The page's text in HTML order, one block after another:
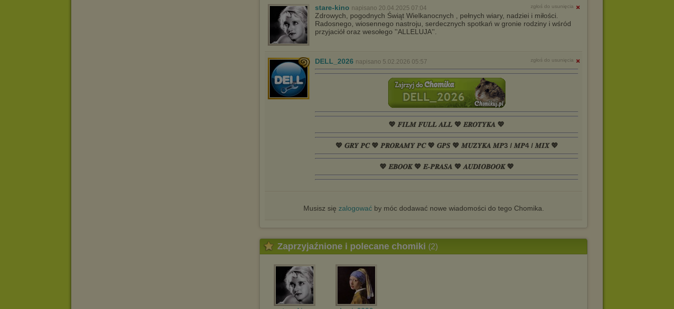
stare-kino napisano 20.04.2025 07:04 zgłoś do usunięcia
Zdrowych, pogodnych Świąt Wielkanocnych , pełnych wiary, nadziei i miłości.
Radosnego, wiosennego nastroju, serdecznych spotkań w gronie rodziny i wśród
przyjaciół oraz wesołego ''ALLELUJA''.
DELL_2026 napisano 5.02.2026 05:57 zgłoś do usunięcia
💖 𝑭𝑰𝑳𝑴 𝑭𝑼𝑳𝑳 𝑨𝑳𝑳 💖 𝑬𝑹𝑶𝑻𝒀𝑲𝑨 💖
💖 𝑮𝑹𝒀 𝑷𝑪 💖 𝑷𝑹𝑶𝑹𝑨𝑴𝒀 𝑷𝑪 💖 𝑮𝑷𝑺 💖 𝑴𝑼𝒁𝒀𝑲𝑨 𝑴𝑷3 / 𝑴𝑷4 / 𝑴𝑰𝑿 💖
💖 𝑬𝑩𝑶𝑶𝑲 💖 𝑬-𝑷𝑹𝑨𝑺𝑨 💖 𝑨𝑼𝑫𝑰𝑶𝑩𝑶𝑶𝑲 💖
Musisz się zalogowaćby móc dodawać nowe wiadomości do tego Chomika.
Zaprzyjaźnione i polecane chomiki (2)